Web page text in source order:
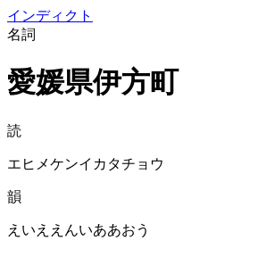
インディクト
名詞
愛媛県伊方町
読
エヒメケンイカタチョウ
韻
えいええんいああおう